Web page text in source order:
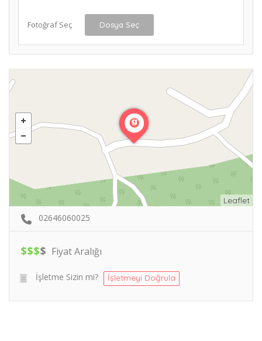
Fotoğraf Seç Dosya Seç
Leaflet
02646060025
$$$$ Fiyat Aralığı
İşletme Sizin mi? İşletmeyi Doğrula